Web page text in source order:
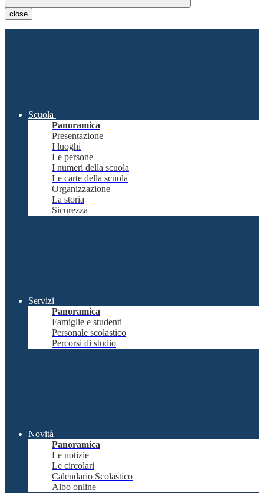
close
Scuola
Panoramica
Presentazione
I luoghi
Le persone
I numeri della scuola
Le carte della scuola
Organizzazione
La storia
Sicurezza
Servizi
Panoramica
Famiglie e studenti
Personale scolastico
Percorsi di studio
Novità
Panoramica
Le notizie
Le circolari
Calendario Scolastico
Albo online